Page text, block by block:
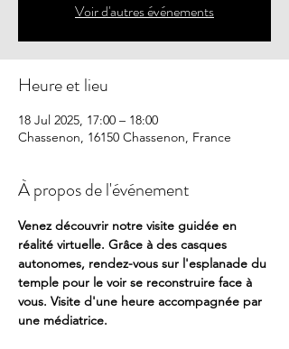
Voir d'autres événements
Heure et lieu
18 Jul 2025, 17:00 – 18:00
Chassenon, 16150 Chassenon, France
À propos de l'événement
Venez découvrir notre visite guidée en
réalité virtuelle. Grâce à des casques
autonomes, rendez-vous sur l'esplanade du
temple pour le voir se reconstruire face à
vous. Visite d'une heure accompagnée par
une médiatrice.